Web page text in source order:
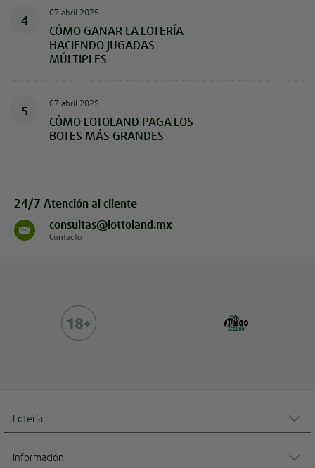
4 07 abril 2025
CÓMO GANAR LA LOTERÍA
HACIENDO JUGADAS
MÚLTIPLES
5 07 abril 2025
CÓMO LOTOLAND PAGA LOS
BOTES MÁS GRANDES
24/7 Atención al cliente
consultas@lottoland.mx
Contacto
Lotería
Información